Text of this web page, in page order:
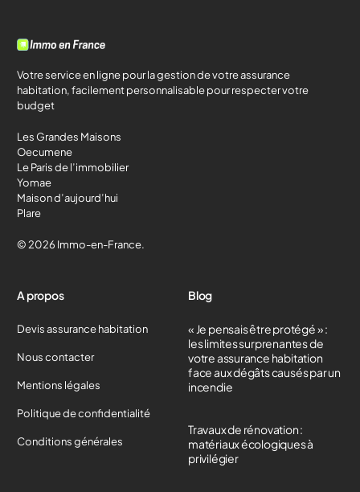
Votre service en ligne pour la gestion de votre assurance
habitation, facilement personnalisable pour respecter votre
budget
Les Grandes Maisons
Oecumene
Le Paris de l’immobilier
Yomae
Maison d’aujourd’hui
Plare
© 2026 Immo-en-France.
A propos
Devis assurance habitation
Nous contacter
Mentions légales
Politique de confidentialité
Conditions générales
Blog
« Je pensais être protégé » :
les limites surprenantes de
votre assurance habitation
face aux dégâts causés par un
incendie
Travaux de rénovation :
matériaux écologiques à
privilégier